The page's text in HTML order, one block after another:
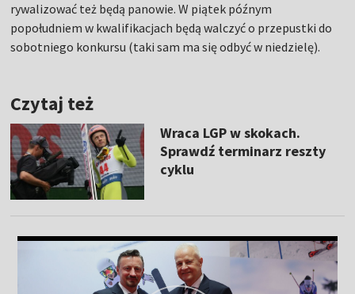
rywalizować też będą panowie. W piątek późnym
popołudniem w kwalifikacjach będą walczyć o przepustki do
sobotniego konkursu (taki sam ma się odbyć w niedzielę).
Czytaj też
Wraca LGP w skokach.
Sprawdź terminarz reszty
cyklu